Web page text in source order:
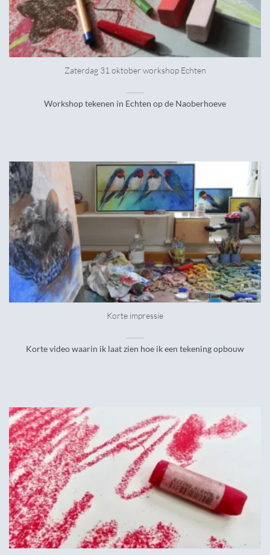
Zaterdag 31 oktober workshop Echten
Workshop tekenen in Echten op de Naoberhoeve
Korte impressie
Korte video waarin ik laat zien hoe ik een tekening opbouw